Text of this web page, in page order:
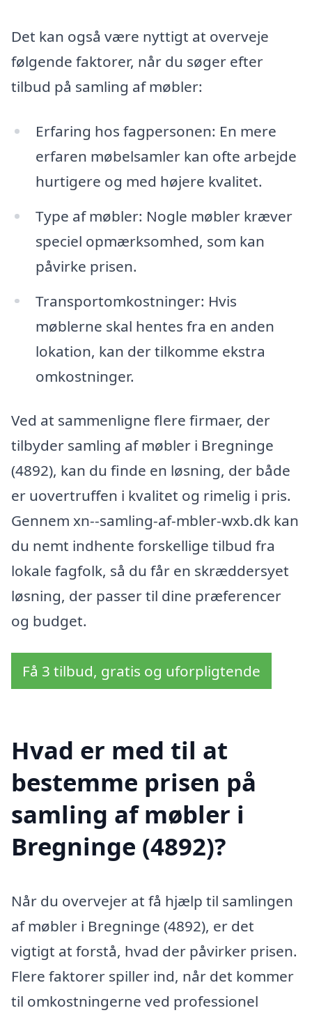
Det kan også være nyttigt at overveje
følgende faktorer, når du søger efter
tilbud på samling af møbler:
Erfaring hos fagpersonen: En mere
erfaren møbelsamler kan ofte arbejde
hurtigere og med højere kvalitet.
Type af møbler: Nogle møbler kræver
speciel opmærksomhed, som kan
påvirke prisen.
Transportomkostninger: Hvis
møblerne skal hentes fra en anden
lokation, kan der tilkomme ekstra
omkostninger.
Ved at sammenligne flere firmaer, der
tilbyder samling af møbler i Bregninge
(4892), kan du finde en løsning, der både
er uovertruffen i kvalitet og rimelig i pris.
Gennem xn--samling-af-mbler-wxb.dk kan
du nemt indhente forskellige tilbud fra
lokale fagfolk, så du får en skræddersyet
løsning, der passer til dine præferencer
og budget.
Få 3 tilbud, gratis og uforpligtende
Hvad er med til at
bestemme prisen på
samling af møbler i
Bregninge (4892)?
Når du overvejer at få hjælp til samlingen
af møbler i Bregninge (4892), er det
vigtigt at forstå, hvad der påvirker prisen.
Flere faktorer spiller ind, når det kommer
til omkostningerne ved professionel